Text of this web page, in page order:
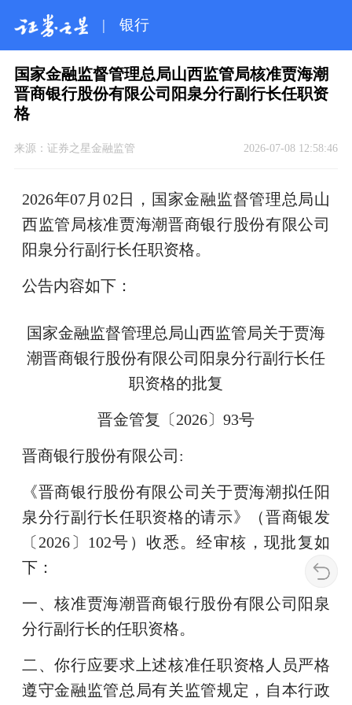
| 银行
国家金融监督管理总局山西监管局核准贾海潮
晋商银行股份有限公司阳泉分行副行长任职资
格
来源： 证券之星金融监管 2026-07-08 12:58:46
2026年07月02日，国家金融监督管理总局山
西监管局核准贾海潮晋商银行股份有限公司
阳泉分行副行长任职资格。
公告内容如下：
国家金融监督管理总局山西监管局关于贾海
潮晋商银行股份有限公司阳泉分行副行长任
职资格的批复
晋金管复〔2026〕93号
晋商银行股份有限公司:
《晋商银行股份有限公司关于贾海潮拟任阳
泉分行副行长任职资格的请示》（晋商银发
〔2026〕102号）收悉。经审核，现批复如
下：
一、核准贾海潮晋商银行股份有限公司阳泉
分行副行长的任职资格。
二、你行应要求上述核准任职资格人员严格
遵守金融监管总局有关监管规定，自本行政